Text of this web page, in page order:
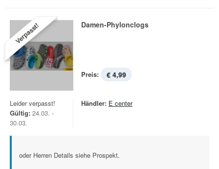
Verpasst! Damen-Phylonclogs
Preis: € 4,99
Leider verpasst!
Gültig: 24.03. -
30.03.
Händler: E center
oder Herren Details siehe Prospekt.